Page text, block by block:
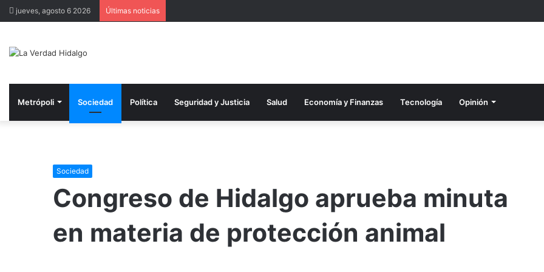
jueves, agosto 6 2026 Últimas noticias
Metrópoli Sociedad Política Seguridad y Justicia Salud Economía y Finanzas Tecnología Opinión
Sociedad
Congreso de Hidalgo aprueba minuta
en materia de protección animal